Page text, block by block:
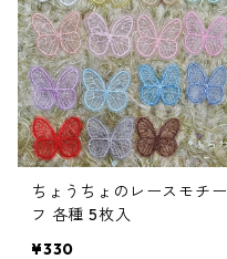
ちょうちょのレースモチー
フ 各種 5枚入
¥330